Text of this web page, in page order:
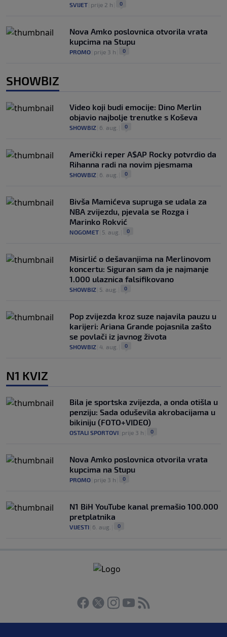
SVIJET prije 2 h 0
Nova Amko poslovnica otvorila vrata
kupcima na Stupu
PROMO prije 3 h 0
SHOWBIZ
Video koji budi emocije: Dino Merlin
objavio najbolje trenutke s Koševa
SHOWBIZ 6. aug. 0
Američki reper A$AP Rocky potvrdio da
Rihanna radi na novim pjesmama
SHOWBIZ 6. aug. 0
Bivša Mamićeva supruga se udala za
NBA zvijezdu, pjevala se Rozga i
Marinko Rokvić
NOGOMET 5. aug. 0
Misirlić o dešavanjima na Merlinovom
koncertu: Siguran sam da je najmanje
1.000 ulaznica falsifikovano
SHOWBIZ 5. aug. 0
Pop zvijezda kroz suze najavila pauzu u
karijeri: Ariana Grande pojasnila zašto
se povlači iz javnog života
SHOWBIZ 4. aug. 0
N1 KVIZ
Bila je sportska zvijezda, a onda otišla u
penziju: Sada oduševila akrobacijama u
bikiniju (FOTO+VIDEO)
OSTALI SPORTOVI prije 3 h 0
Nova Amko poslovnica otvorila vrata
kupcima na Stupu
PROMO prije 3 h 0
N1 BiH YouTube kanal premašio 100.000
pretplatnika
VIJESTI 6. aug. 0